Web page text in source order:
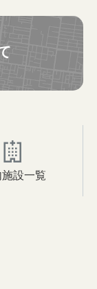
設一覧